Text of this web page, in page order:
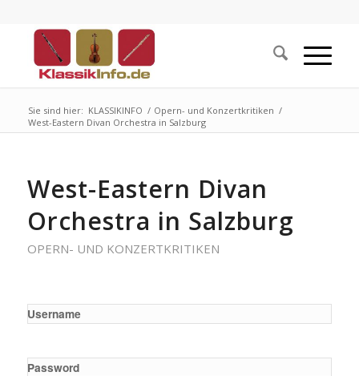
Sie sind hier: KLASSIKINFO / Opern- und Konzertkritiken /
West-Eastern Divan Orchestra in Salzburg
West-Eastern Divan
Orchestra in Salzburg
OPERN- UND KONZERTKRITIKEN
Username
Password